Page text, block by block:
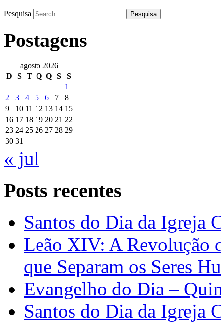
Pesquisa
Postagens
agosto 2026
D
S T Q Q S
S
1
2
3 4 5 6 7
8
9
10 11 12 13 14 15
16 17 18 19 20 21 22
23 24 25 26 27 28 29
30 31
« jul
Posts recentes
Santos do Dia da Igreja
Leão XIV: A Revolução
que Separam os Seres
Evangelho do Dia –
Santos do Dia da Igreja